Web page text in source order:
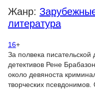
Жанр:
литература
16+
За полвека писательской
детективов Рене
около девяноста
творческих